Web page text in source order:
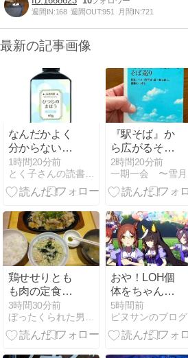
週間IN:168 週間OUT:951 月間IN:721
最新の記事画像
なんだかよく
分からないけ
ど、激安のレ
ジン。
1時間20分前
とく子さんの読書録。
『駅そば』か
ら広がるそば
巡り 鈴木弘毅
2時間20分前
鶏せせりとも
も肉の定食と
転職して1週
間
3時間30分前
ぼったくられた男の日常
おや！LOH個
体をちゃんと
作ってない！
5時間前
ピヌサンのブログ